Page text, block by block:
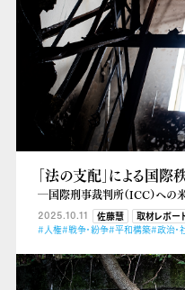
「法の支配」による国
―国際刑事裁判所（ICC）への
2025.10.11 佐藤慧
取材レポー
#人権#戦争・紛争#平和構築#政治・